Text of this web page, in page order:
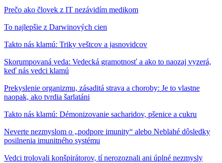
Prečo ako človek z IT nezávidím medikom
To najlepšie z Darwinových cien
Takto nás klamú: Triky veštcov a jasnovidcov
Skorumpovaná veda: Vedecká gramotnosť a ako to naozaj vyzerá,
keď nás vedci klamú
Prekyslenie organizmu, zásaditá strava a choroby: Je to vlastne
naopak, ako tvrdia šarlatáni
Takto nás klamú: Démonizovanie sacharidov, pšenice a cukru
Neverte nezmyslom o „podpore imunity“ alebo Neblahé dôsledky
posilnenia imunitného systému
Vedci trolovali konšpirátorov, tí nerozoznali ani úplné nezmysly